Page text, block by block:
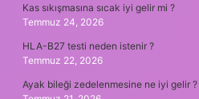
Kas sıkışmasına sıcak iyi gelir mi ?
Temmuz 24, 2026
HLA-B27 testi neden istenir ?
Temmuz 22, 2026
Ayak bileği zedelenmesine ne iyi gelir ?